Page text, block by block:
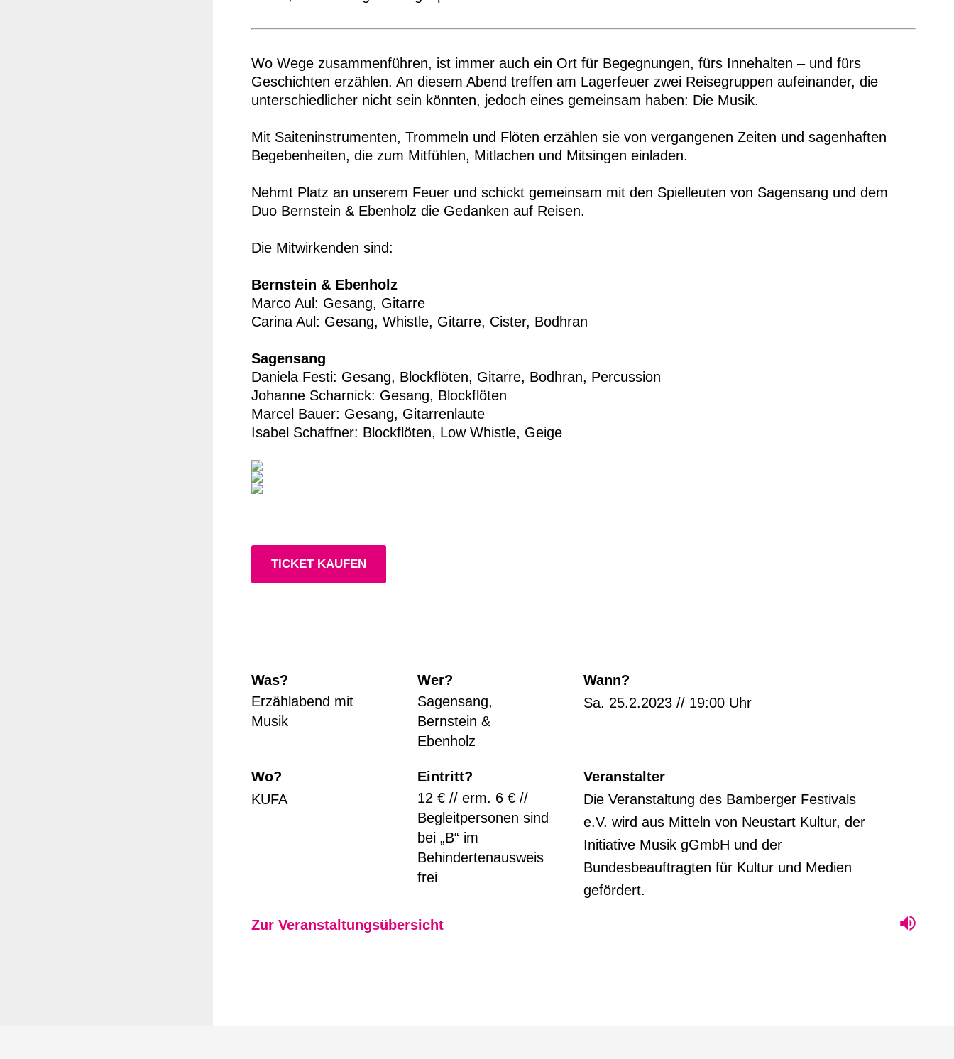
Wo Wege zusammenführen, ist immer auch ein Ort für Begegnungen, fürs Innehalten – und fürs
Geschichten erzählen. An diesem Abend treffen am Lagerfeuer zwei Reisegruppen aufeinander, die
unterschiedlicher nicht sein könnten, jedoch eines gemeinsam haben: Die Musik.
Mit Saiteninstrumenten, Trommeln und Flöten erzählen sie von vergangenen Zeiten und sagenhaften
Begebenheiten, die zum Mitfühlen, Mitlachen und Mitsingen einladen.
Nehmt Platz an unserem Feuer und schickt gemeinsam mit den Spielleuten von Sagensang und dem
Duo Bernstein & Ebenholz die Gedanken auf Reisen.
Die Mitwirkenden sind:
Bernstein & Ebenholz
Marco Aul: Gesang, Gitarre
Carina Aul: Gesang, Whistle, Gitarre, Cister, Bodhran
Sagensang
Daniela Festi: Gesang, Blockflöten, Gitarre, Bodhran, Percussion
Johanne Scharnick: Gesang, Blockflöten
Marcel Bauer: Gesang, Gitarrenlaute
Isabel Schaffner: Blockflöten, Low Whistle, Geige
TICKET KAUFEN
Was?
Erzählabend mit
Musik
Wer?
Sagensang,
Bernstein &
Ebenholz
Wann?
Sa. 25.2.2023 // 19:00 Uhr
Wo?
KUFA
Eintritt?
12 € // erm. 6 € //
Begleitpersonen sind
bei „B“ im
Behindertenausweis
frei
Veranstalter
Die Veranstaltung des Bamberger Festivals
e.V. wird aus Mitteln von Neustart Kultur, der
Initiative Musik gGmbH und der
Bundesbeauftragten für Kultur und Medien
gefördert.
Zur Veranstaltungsübersicht